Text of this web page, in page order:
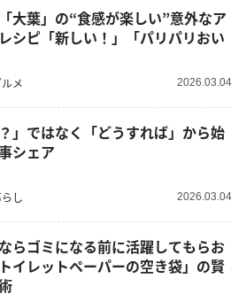
大葉」の“食感が楽しい”意外なア
シピ「新しい！」「パリパリおい
メ 2026.03.04
？」ではなく「どうすれば」から始
シェア
し 2026.03.04
らゴミになる前に活躍してもらお
イレットペーパーの空き袋」の賢